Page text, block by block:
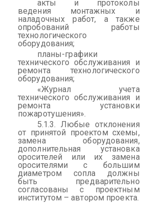
акты и протоколы
ведения монтажных и
наладочных работ, а также
опробований работы
технологического
оборудования;
планы-графики
технического обслуживания и
ремонта технологического
оборудования;
«Журнал учета
технического обслуживания и
ремонта установки
пожаротушения».
5.1.3. Любые отклонения
от принятой проектом схемы,
замена оборудования,
дополнительная установка
оросителей или их замена
оросителями с большим
диаметром сопла должны
быть предварительно
согласованы с проектным
институтом – автором проекта.